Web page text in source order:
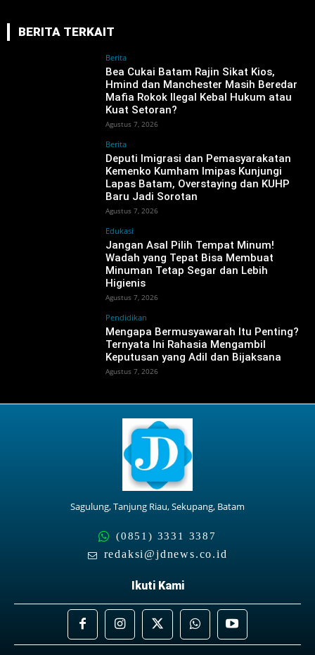
BERITA TERKAIT
Berita
‎Bea Cukai Batam Rajin Sikat Kios,
Hmind dan Manchester Masih Beredar
Mafia Rokok Ilegal Kebal Hukum atau
Kuat Setoran?
Agustus 7, 2026
Berita
‎Deputi Imigrasi dan Pemasyarakatan
Kemenko Kumham Imipas Kunjungi
Lapas Batam, Overstaying dan KUHP
Baru Jadi Sorotan
Agustus 7, 2026
Edukasi
Jangan Asal Pilih Tempat Minum!
Wadah yang Tepat Bisa Membuat
Minuman Tetap Segar dan Lebih
Higienis
Agustus 7, 2026
Pendidikan
Mengapa Bermusyawarah Itu Penting?
Ternyata Ini Rahasia Mengambil
Keputusan yang Adil dan Bijaksana
Agustus 7, 2026
Sagulung, Tanjung Riau, Sekupang, Batam
(0851) 3331 3387
redaksi@jdnews.co.id
Ikuti Kami